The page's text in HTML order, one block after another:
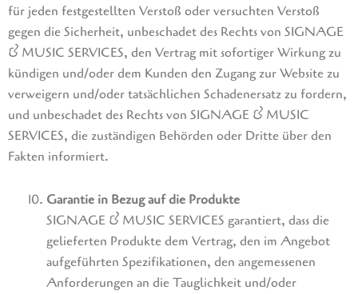
für jeden festgestellten Verstoß oder versuchten Verstoß
gegen die Sicherheit, unbeschadet des Rechts von SIGNAGE
& MUSIC SERVICES, den Vertrag mit sofortiger Wirkung zu
kündigen und/oder dem Kunden den Zugang zur Website zu
verweigern und/oder tatsächlichen Schadenersatz zu fordern,
und unbeschadet des Rechts von SIGNAGE & MUSIC
SERVICES, die zuständigen Behörden oder Dritte über den
Fakten informiert.
Garantie in Bezug auf die Produkte
SIGNAGE & MUSIC SERVICES garantiert, dass die
gelieferten Produkte dem Vertrag, den im Angebot
aufgeführten Spezifikationen, den angemessenen
Anforderungen an die Tauglichkeit und/oder